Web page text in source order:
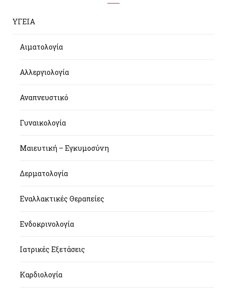
ΥΓΕΙΑ
Αιματολογία
Αλλεργιολογία
Αναπνευστικό
Γυναικολογία
Μαιευτική – Εγκυμοσύνη
Δερματολογία
Εναλλακτικές Θεραπείες
Ενδοκρινολογία
Ιατρικές Εξετάσεις
Καρδιολογία